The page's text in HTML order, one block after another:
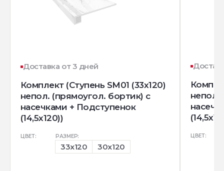
Доставка от 3 дней
Комплект (Ступень SM01 (33x120)
непол. (прямоугол. бортик) с
насечками + Подступенок
(14,5x120))
ЦВЕТ: РАЗМЕР:
33x120 30x120
непол.
ЦВЕТ: